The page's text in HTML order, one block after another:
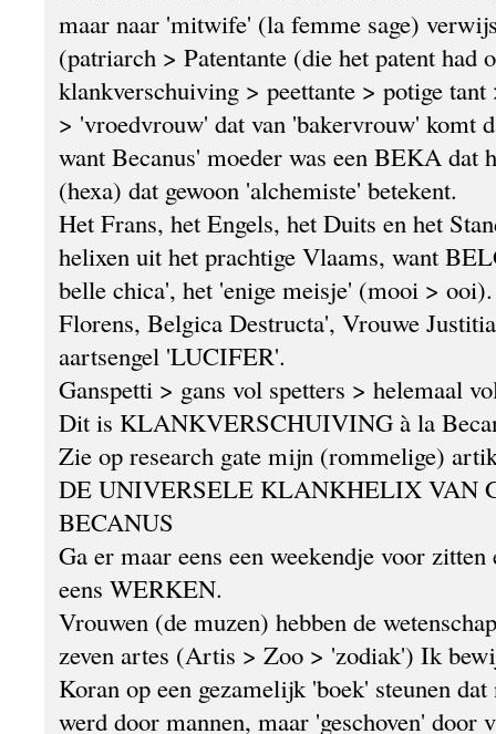
maar naar 'mitwife' (la femme sage)
(patriarch > Patentante (die het patent had
klankverschuiving > peettante > potige
> 'vroedvrouw' dat van 'bakervrouw' komt
want Becanus' moeder was een BEKA dat
(hexa) dat gewoon 'alchemiste' betekent.
Het Frans, het Engels, het Duits en het
helixen uit het prachtige Vlaams, want
belle chica', het 'enige meisje' (mooi >
Florens, Belgica Destructa', Vrouwe
aartsengel 'LUCIFER'.
Ganspetti > gans vol spetters > helemaal
Dit is KLANKVERSCHUIVING à la
Zie op research gate mijn (rommelige)
DE UNIVERSELE KLANKHELIX VAN
BECANUS
Ga er maar eens een weekendje voor zitten
eens WERKEN.
Vrouwen (de muzen) hebben de
zeven artes (Artis > Zoo > 'zodiak') Ik
Koran op een gezamelijk 'boek' steunen dat
werd door mannen, maar 'geschoven' door